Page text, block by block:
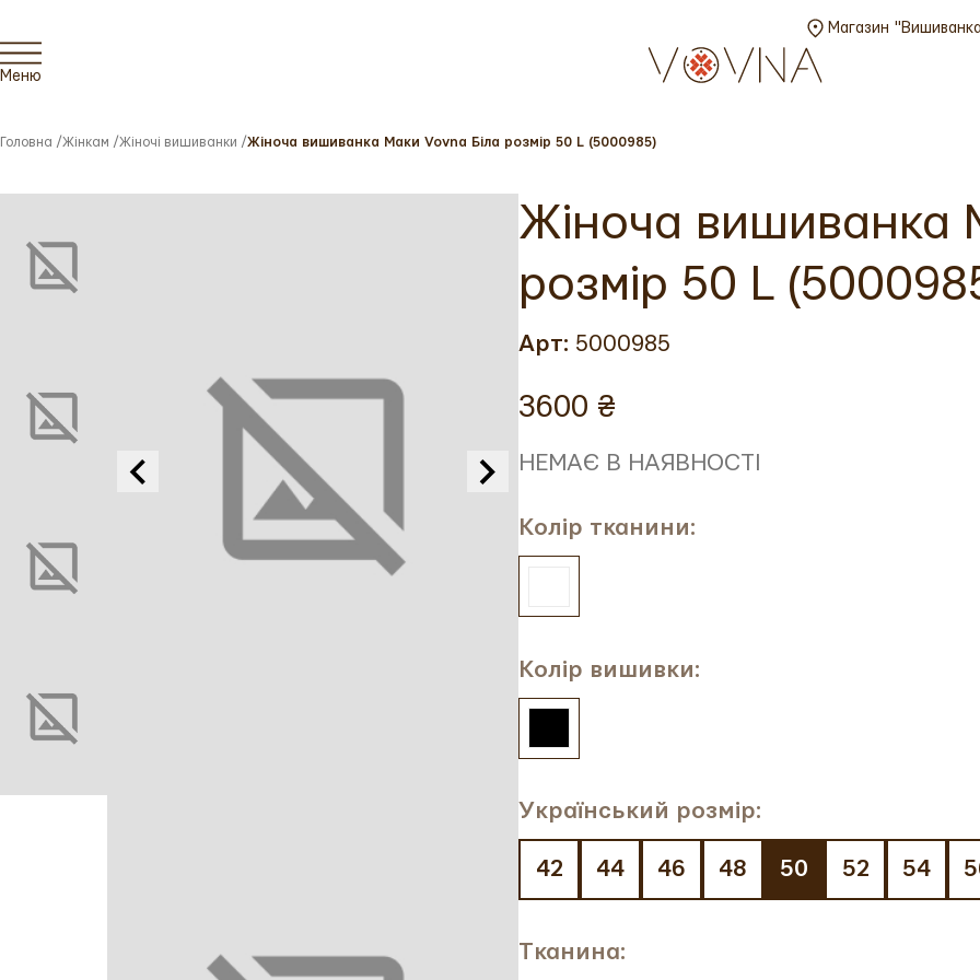
Магазин
Меню
Головна /Жінкам /Жіночі вишиванки /Жіноча вишиванка Маки Vovna Біла розмір 50 L (5000985)
Жіноча вишиванка
розмір 50 L
Арт: 5000985
3600 ₴
НЕМАЄ В НАЯВНОСТІ
Колір тканини:
Колір вишивки:
Український розмір:
42 44 46 48 50 52 54
Тканина: